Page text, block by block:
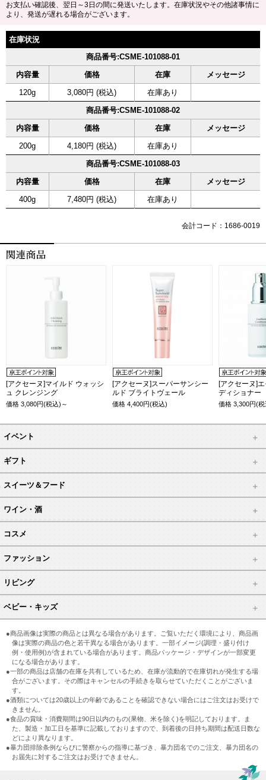
お支払い確認後、翌日～3日の間に発送いたします。在庫状況やその他諸事情に
より、発送が遅れる場合がございます。
在庫状況
商品番号:CSME-101088-01
内容量
価格 在庫
メッセージ
120g
3,080円 (税込)
在庫あり
商品番号:CSME-101088-02
内容量
価格 在庫
メッセージ
200g
4,180円 (税込)
在庫あり
商品番号:CSME-101088-03
内容量
価格 在庫
メッセージ
400g
7,480円 (税込) 在庫あり
会計コード：1686-0019
[アクセーヌ]マイルド ウォッシ
ュ クレンジング
価格 3,080円(税込)～
[アクセーヌ]スーパーサンシー
ルド ブライトヴェール
価格4,400円(税込)
[アクセーヌ]
ディショナー
価格3,300円(
イベント
ギフト
スイーツ＆フード
ワイン・酒
コスメ
ファッション
リビング
ベビー・キッズ
●商品画像は実際の商品とは異なる場合があります。ご覧いただく環境により、商品画
像は実際の商品の色と若干異なる場合があります。一部イメージ(調理・盛り付け
例・使用例)が含まれている場合があります。商品パッケージ・デザインが一部変更
になる場合があります。
●一部の商品は店舗の在庫を共有しているため、在庫が流動的で在庫切れが発生する場
合がございます。その際はキャンセルの手続きを取らせていただくことがございま
す。
●酒類については20歳以上の年齢であることを確認できない場合にはご注文はお受けで
きません。
●食品の賞味・消費期間は90日以内のもの(果物、米を除く)を明記しております。ま
た、製造・加工日を基準に記載しておりますので、到着後の日持ち期間は配送日数な
どにより異なります。
●暴力団排除条例ならびに警察からの指導に基づき、暴力団名でのご注文、暴力団名の
お届先に対するご注文はお受けできません。